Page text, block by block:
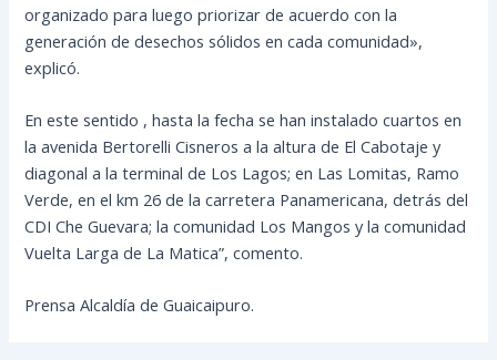
organizado para luego priorizar de acuerdo con la
generación de desechos sólidos en cada comunidad»,
explicó.
En este sentido , hasta la fecha se han instalado cuartos en
la avenida Bertorelli Cisneros a la altura de El Cabotaje y
diagonal a la terminal de Los Lagos; en Las Lomitas, Ramo
Verde, en el km 26 de la carretera Panamericana, detrás del
CDI Che Guevara; la comunidad Los Mangos y la comunidad
Vuelta Larga de La Matica”, comento.
Prensa Alcaldía de Guaicaipuro.